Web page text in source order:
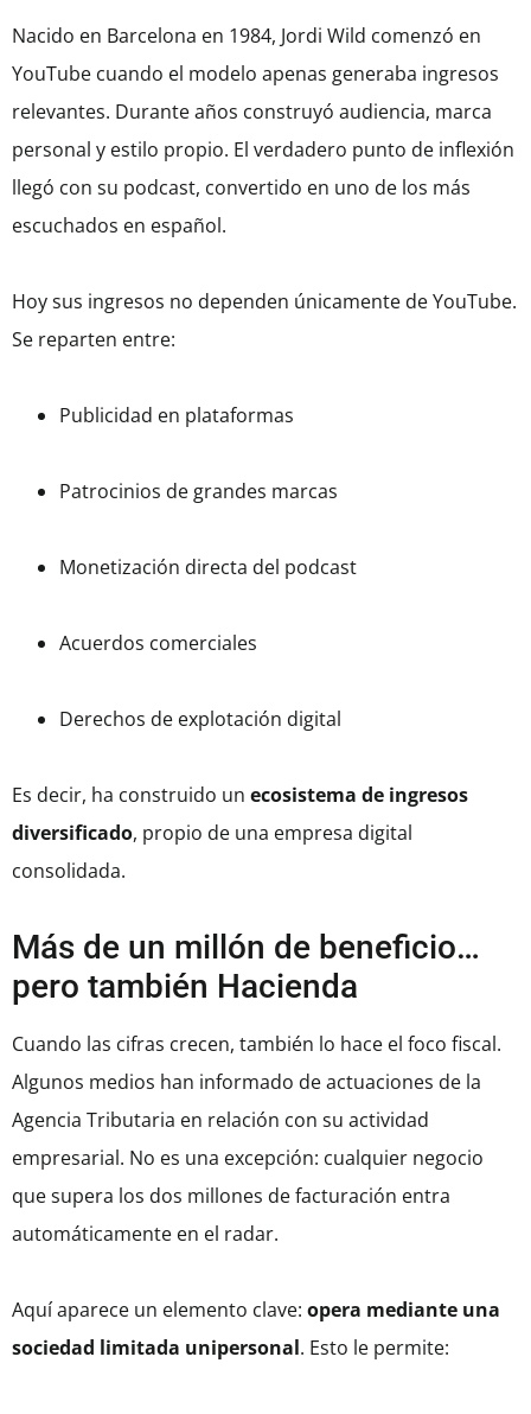
Nacido en Barcelona en 1984, Jordi Wild comenzó en
YouTube cuando el modelo apenas generaba ingresos
relevantes. Durante años construyó audiencia, marca
personal y estilo propio. El verdadero punto de inflexión
llegó con su podcast, convertido en uno de los más
escuchados en español.
Hoy sus ingresos no dependen únicamente de YouTube.
Se reparten entre:
Publicidad en plataformas
Patrocinios de grandes marcas
Monetización directa del podcast
Acuerdos comerciales
Derechos de explotación digital
Es decir, ha construido un ecosistema de ingresos
diversificado, propio de una empresa digital
consolidada.
Más de un millón de beneficio…
pero también Hacienda
Cuando las cifras crecen, también lo hace el foco fiscal.
Algunos medios han informado de actuaciones de la
Agencia Tributaria en relación con su actividad
empresarial. No es una excepción: cualquier negocio
que supera los dos millones de facturación entra
automáticamente en el radar.
Aquí aparece un elemento clave: opera mediante una
sociedad limitada unipersonal. Esto le permite: